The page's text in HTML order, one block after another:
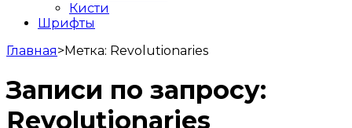
Кисти
Шрифты
Главная>Метка: Revolutionaries
Записи по запросу:
Revolutionaries